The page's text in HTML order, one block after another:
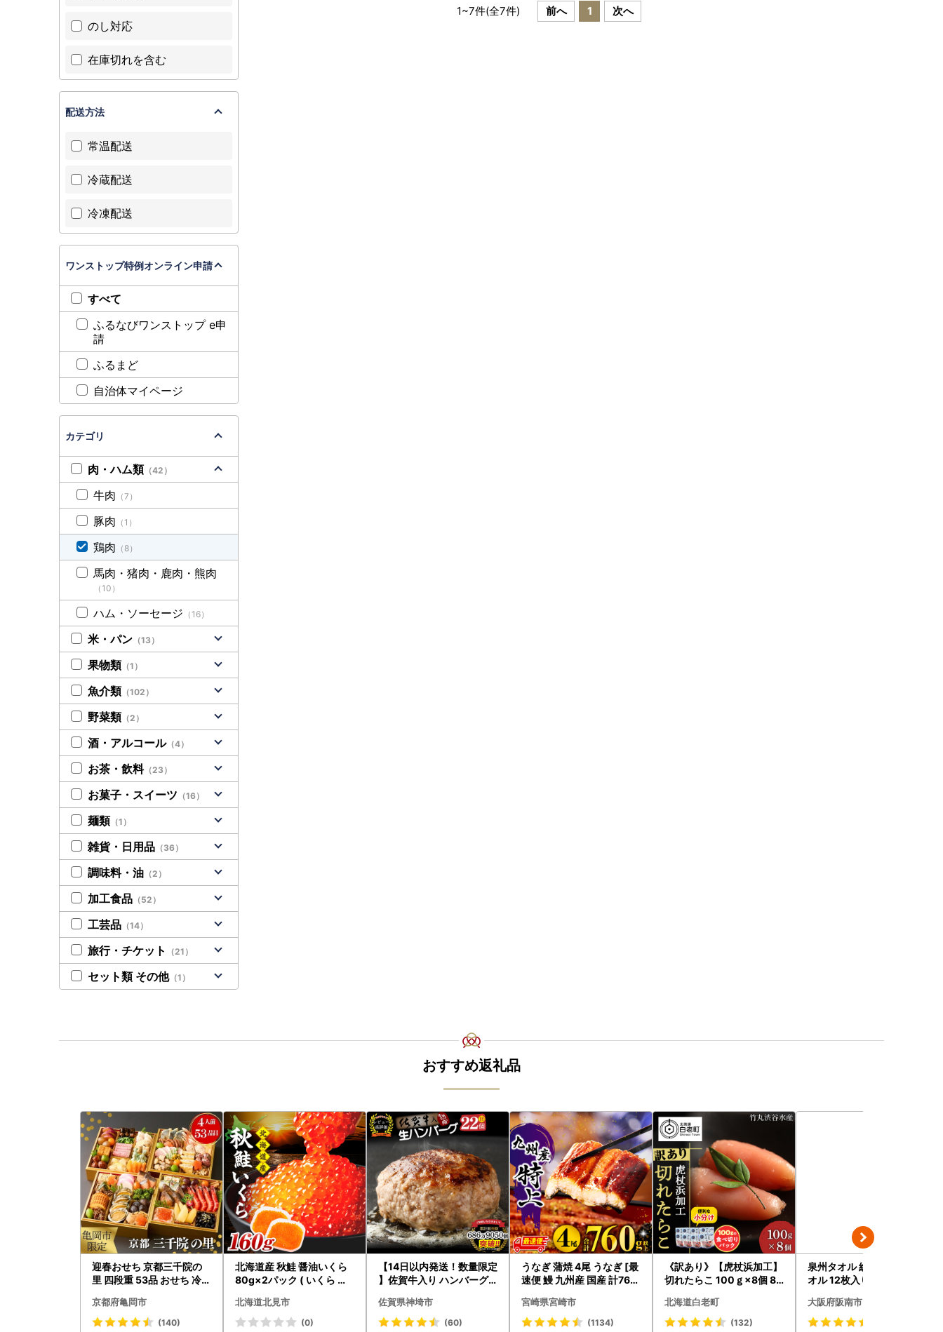
1~7件(全7件) 前へ 1 次へ
のし対応
在庫切れを含む
配送方法
常温配送
冷蔵配送
冷凍配送
ワンストップ特例オンライン申請
すべて
ふるなびワンストップ e申
請
ふるまど
自治体マイページ
カテゴリ
肉・ハム類 （42）
牛肉 （7）
豚肉 （1）
鶏肉 （8）
馬肉・猪肉・鹿肉・熊肉
（10）
ハム・ソーセージ （16）
米・パン （13）
果物類 （1）
魚介類 （102）
野菜類 （2）
酒・アルコール（4）
お茶・飲料（23）
お菓子・スイーツ （16）
麺類 （1）
雑貨・日用品 （36）
調味料・油 （2）
加工食品 （52）
工芸品 （14）
旅行・チケット （21）
セット類 その他（1）
おすすめ返礼品
迎春おせち 京都三千院の
里 四段重 53品 おせち 冷蔵
京都府亀岡市
(140)
北海道産 秋鮭 醤油いくら
80g×2パック ( いくら イ
くら 醤油漬け パック 北海
道産 ふるさと納税 秋鮭 )【
北海道北見市
(0)
【14日以内発送！数量限定
】佐賀牛入り ハンバーグ 2
083106)
佐賀県神埼市
(60)
うなぎ 蒲焼 4尾 うなぎ [最
速便 鰻 九州産 国産 計760
宮崎県宮崎市
(1134)
《訳あり》【虎杖浜加工】
切れたらこ 100ｇ×8個 80
北海道白老町
(132)
泉州タオル 総パイル 白タ
オル 12枚入り 210匁
大阪府阪南市